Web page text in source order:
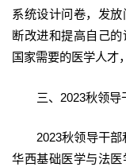
系统设计问卷，发
断改进和提高自己
国家需要的医学人才
三、2023秋领
2023秋领导干
华西基础医学与法